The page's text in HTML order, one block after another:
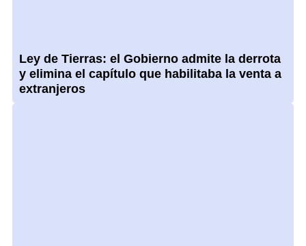
Ley de Tierras: el Gobierno admite la derrota
y elimina el capítulo que habilitaba la venta a
extranjeros